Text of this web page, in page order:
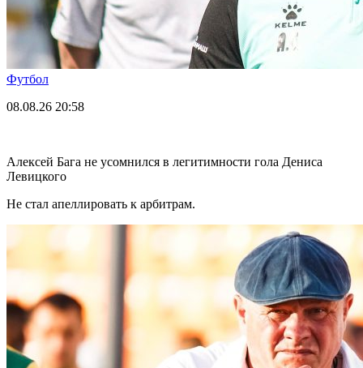
Футбол
08.08.26 20:58
Алексей Бага не усомнился в легитимности гола Дениса
Левицкого
Не стал апеллировать к арбитрам.